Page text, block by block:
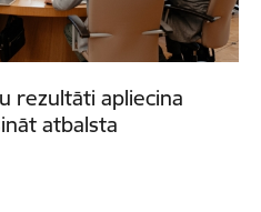
rezultāti apliecina
atbalsta